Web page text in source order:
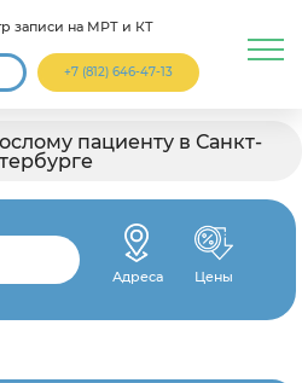
записи на МРТ и КТ
+7 (812) 646-47-13
пациенту в Санкт-
Адреса Цены